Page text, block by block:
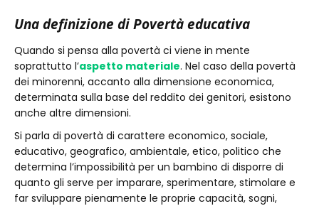
Una definizione di Povertà educativa
Quando si pensa alla povertà ci viene in mente
soprattutto l’aspetto materiale. Nel caso della povertà
dei minorenni, accanto alla dimensione economica,
determinata sulla base del reddito dei genitori, esistono
anche altre dimensioni.
Si parla di povertà di carattere economico, sociale,
educativo, geografico, ambientale, etico, politico che
determina l’impossibilità per un bambino di disporre di
quanto gli serve per imparare, sperimentare, stimolare e
far sviluppare pienamente le proprie capacità, sogni,